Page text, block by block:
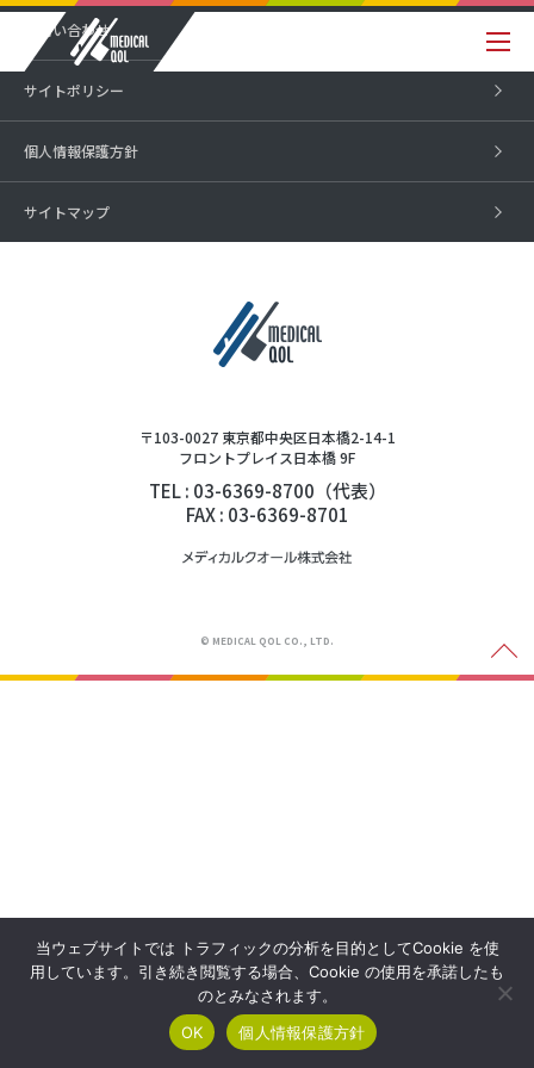
お問い合わせ
サイトポリシー
個人情報保護方針
サイトマップ
〒103-0027 東京都中央区日本橋2-14-1
フロントプレイス日本橋 9F
TEL : 03-6369-8700（代表）
FAX : 03-6369-8701
© MEDICAL QOL CO., LTD.
当ウェブサイトでは トラフィックの分析を目的としてCookie を使
用しています。引き続き閲覧する場合、Cookie の使用を承諾したも
のとみなされます。
OK
個人情報保護方針